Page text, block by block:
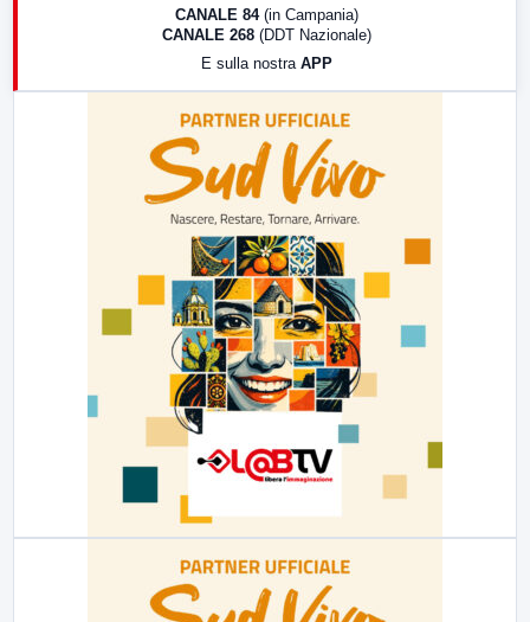
CANALE 84 (in Campania)
CANALE 268 (DDT Nazionale)
E sulla nostra APP